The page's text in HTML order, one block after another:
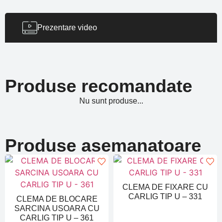
Prezentare video
Produse recomandate
Nu sunt produse...
Produse asemanatoare
CLEMA DE BLOCARE
SARCINA USOARA CU
CARLIG TIP U – 361
CLEMA DE FIXARE CU
CARLIG TIP U – 331